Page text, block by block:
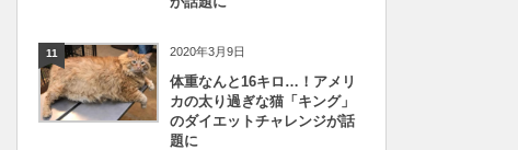
11 2020年3月9日
体重なんと16キロ…！アメリ
カの太り過ぎな猫「キング」
のダイエットチャレンジが話
題に